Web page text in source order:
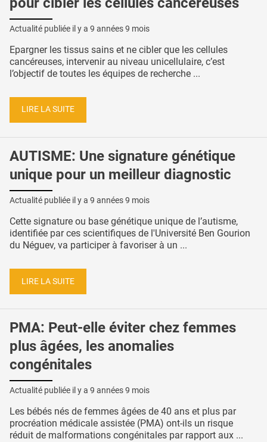
Actualité publiée il y a 9 années 9 mois
Epargner les tissus sains et ne cibler que les cellules
cancéreuses, intervenir au niveau unicellulaire, c’est
l’objectif de toutes les équipes de recherche ...
LIRE LA SUITE
AUTISME: Une signature génétique
unique pour un meilleur diagnostic
Actualité publiée il y a 9 années 9 mois
Cette signature ou base génétique unique de l’autisme,
identifiée par ces scientifiques de l'Université Ben Gourion
du Néguev, va participer à favoriser à un ...
LIRE LA SUITE
PMA: Peut-elle éviter chez femmes
plus âgées, les anomalies
congénitales
Actualité publiée il y a 9 années 9 mois
Les bébés nés de femmes âgées de 40 ans et plus par
procréation médicale assistée (PMA) ont-ils un risque
réduit de malformations congénitales par rapport aux ...